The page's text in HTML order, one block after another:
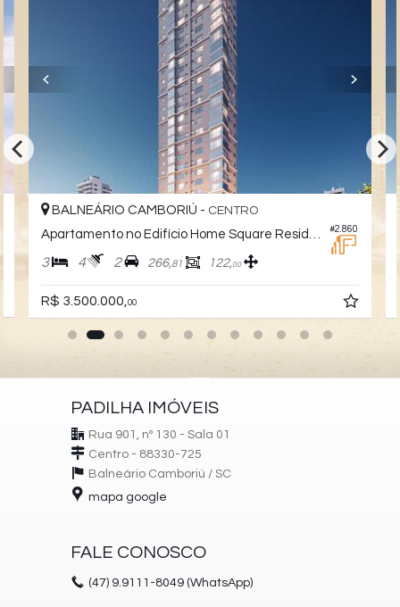
#2.860
BALNEÁRIO CAMBORIÚ - CENTRO
Apartamento no Edifício Home Square Residence
3 4 2 266,81 122,00
R$ 3.500.000,00
PADILHA IMÓVEIS
Rua 901, nº 130 - Sala 01
Centro - 88330-725
Balneário Camboriú / SC
mapa google
FALE CONOSCO
(47) 9.9111-8049 (WhatsApp)